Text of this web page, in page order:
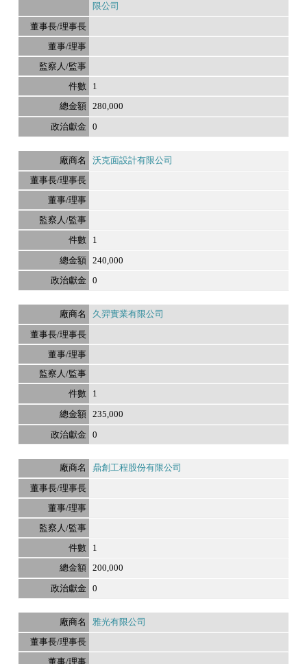
限公司
1
280,000
0
沃克面設計有限公司
1
240,000
0
久羿實業有限公司
1
235,000
0
鼎創工程股份有限公司
1
200,000
0
雅光有限公司